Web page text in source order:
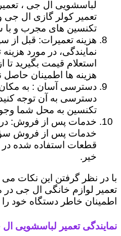
لباسشویی ال جی ،
تعمیر کولر گازی ال جی
تکنسین های مجرب و با
هزینه تعمیرات: قبل از
نمایندگی، در مورد
استعلام قیمت بگیرید
هزینه ها اطمینان حاصل
دسترسی آسان : به
دسترسی به آن توجه
تکنسین به محل شما
خدمات پس از فروش: در
خدمات پس از فروش
قطعات استفاده شده در
خیر.
با در نظر گرفتن این نکات می
تعمیر لوازم خانگی ال جی در
اطمینان خاطر دستگاه خود را
نمایندگی تعمیر لباسشویی